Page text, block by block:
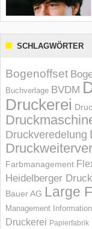
SCHLAGWÖRTER
Bogenoffset
Buchverlage BVDM
Druckerei
Druckveredelung
Farbmanagement
Heidelberger
Bauer AG Large
Management
Druckerei Papierfabrik